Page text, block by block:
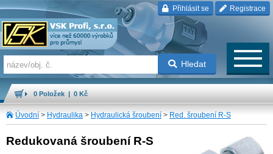
Přihlásit se Registrace
Hledat
0 Položek | 0 Kč
Úvodní > Hydraulika > Hydraulická šroubení > Red. šroubení R-S
Redukovaná šroubení R-S